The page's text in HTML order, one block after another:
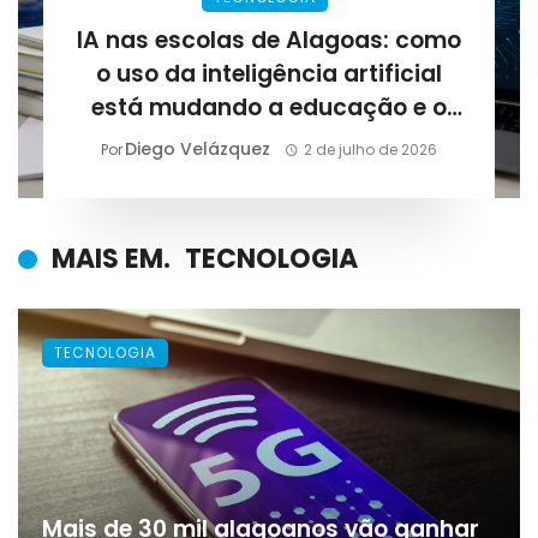
IA nas escolas de Alagoas: como
o uso da inteligência artificial
está mudando a educação e o
que estudantes precisam saber
PorDiego Velázquez 2 de julho de 2026
MAIS EM. TECNOLOGIA
Mais de 30 mil alagoanos vão ganhar
TECNOLOGIA